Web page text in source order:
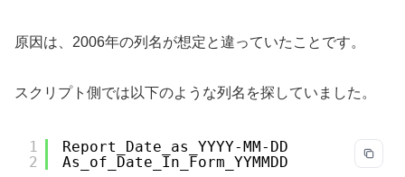
原因は、2006年の列名が想定と違っていたことです。
スクリプト側では以下のような列名を探していました。
1
2
Report_Date_as_YYYY-MM-DD
As_of_Date_In_Form_YYMMDD